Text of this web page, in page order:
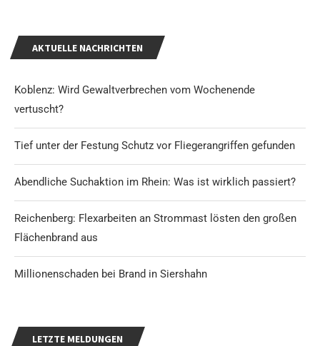
AKTUELLE NACHRICHTEN
Koblenz: Wird Gewaltverbrechen vom Wochenende
vertuscht?
Tief unter der Festung Schutz vor Fliegerangriffen gefunden
Abendliche Suchaktion im Rhein: Was ist wirklich passiert?
Reichenberg: Flexarbeiten an Strommast lösten den großen
Flächenbrand aus
Millionenschaden bei Brand in Siershahn
LETZTE MELDUNGEN